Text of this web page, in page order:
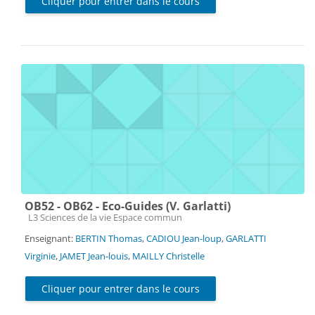
OB52 - OB62 - Eco-Guides (V. Garlatti)
Catégorie de cours
L3 Sciences de la vie Espace commun
Enseignant: BERTIN Thomas,CADIOU Jean-loup,GARLATTI
Virginie, JAMET Jean-louis, MAILLY Christelle
Cliquer pour entrer dans le cours